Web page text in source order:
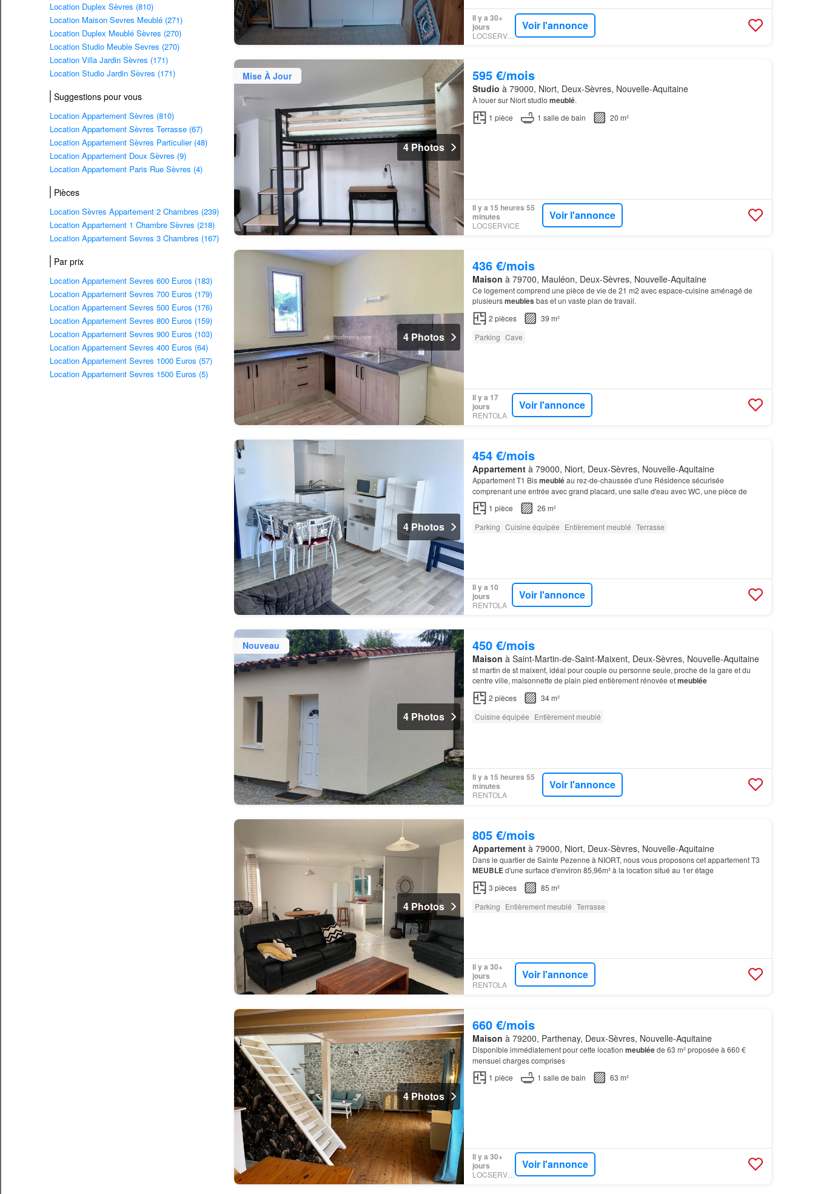
Location Duplex Sèvres (810)
Location Maison Sevres Meublé (271)
Location Duplex Meublé Sèvres (270)
Location Studio Meuble Sevres (270)
Location Villa Jardin Sèvres (171)
Location Studio Jardin Sèvres (171)
Suggestions pour vous
Location Appartement Sèvres (810)
Location Appartement Sèvres Terrasse (67)
Location Appartement Sèvres Particulier (48)
Location Appartement Doux Sèvres (9)
Location Appartement Paris Rue Sèvres (4)
Pièces
Location Sèvres Appartement 2 Chambres (239)
Location Appartement 1 Chambre Sèvres (218)
Location Appartement Sevres 3 Chambres (167)
Par prix
Location Appartement Sevres 600 Euros (183)
Location Appartement Sevres 700 Euros (179)
Location Appartement Sevres 500 Euros (176)
Location Appartement Sevres 800 Euros (159)
Location Appartement Sevres 900 Euros (103)
Location Appartement Sevres 400 Euros (64)
Location Appartement Sevres 1000 Euros (57)
Location Appartement Sevres 1500 Euros (5)
Il y a 30+
jours
LOCSERVICE
Voir l'annonce
Mise À Jour
4 Photos
595 €/mois
Studio à 79000, Niort, Deux-Sèvres, Nouvelle-Aquitaine
À louer sur Niort studio meublé.
1 pièce 1 salle de bain 20 m²
Il y a 15 heures 55
minutes
LOCSERVICE
Voir l'annonce
4 Photos
436 €/mois
Maison à 79700, Mauléon, Deux-Sèvres, Nouvelle-Aquitaine
Ce logement comprend une pièce de vie de 21 m2 avec espace-cuisine aménagé de
plusieursmeubles bas et un vaste plan de travail.
2 pièces
39 m²
Parking Cave
Il y a 17
jours
RENTOLA
Voir l'annonce
4 Photos
454 €/mois
Appartementà 79000, Niort, Deux-Sèvres, Nouvelle-Aquitaine
Appartement T1 Bismeubléau rez-de-chaussée d'une Résidence sécurisée
comprenant une entrée avec grand placard, une salle d'eau avec WC, une pièce de
1 pièce
26 m²
Parking Cuisine équipée Entièrement meublé Terrasse
Il y a 10
jours
RENTOLA
Voir l'annonce
Nouveau
4 Photos
450 €/mois
Maison à Saint-Martin-de-Saint-Maixent, Deux-Sèvres, Nouvelle-Aquitaine
st martin de st maixent, idéal pour couple ou personne seule, proche de la gare et du
centre ville, maisonnette de plain pied entièrement rénovée etmeublée
2 pièces
34 m²
Cuisine équipée Entièrement meublé
Il y a 15 heures 55
minutes
RENTOLA
Voir l'annonce
4 Photos
805 €/mois
Appartementà 79000, Niort, Deux-Sèvres, Nouvelle-Aquitaine
Dans le quartier de Sainte Pezenne à NIORT, nous vous proposons cet appartement T3
MEUBLEd'une surface d'environ 85,96m² à la location situé au 1er étage
3 pièces
85 m²
Parking Entièrement meublé Terrasse
Il y a 30+
jours
RENTOLA
Voir l'annonce
4 Photos
660 €/mois
Maison à 79200, Parthenay, Deux-Sèvres, Nouvelle-Aquitaine
Disponible immédiatement pour cette location meubléede 63 m² proposée à 660 €
mensuel charges comprises
1 pièce 1 salle de bain 63 m²
Il y a 30+
jours
LOCSERVICE
Voir l'annonce